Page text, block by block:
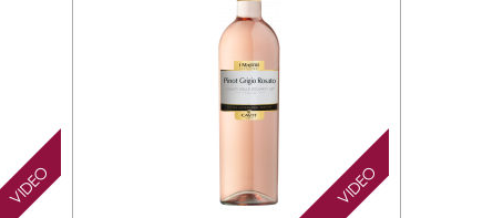
VIDEO VIDEO